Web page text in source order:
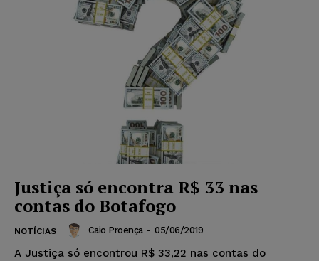
Justiça só encontra R$ 33 nas
contas do Botafogo
NOTÍCIAS Caio Proença - 05/06/2019
A Justiça só encontrou R$ 33,22 nas contas do